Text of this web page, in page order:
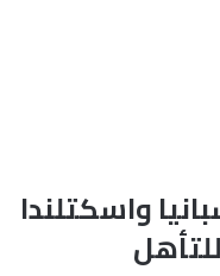
2024.. إسبانيا واسكتلندا